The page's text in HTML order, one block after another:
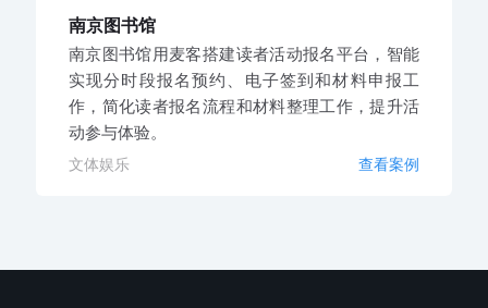
南京图书馆
南京图书馆用麦客搭建读者活动报名平台，智能
实现分时段报名预约、电子签到和材料申报工
作，简化读者报名流程和材料整理工作，提升活
动参与体验。
文体娱乐 查看案例